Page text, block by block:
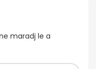
maradj le a